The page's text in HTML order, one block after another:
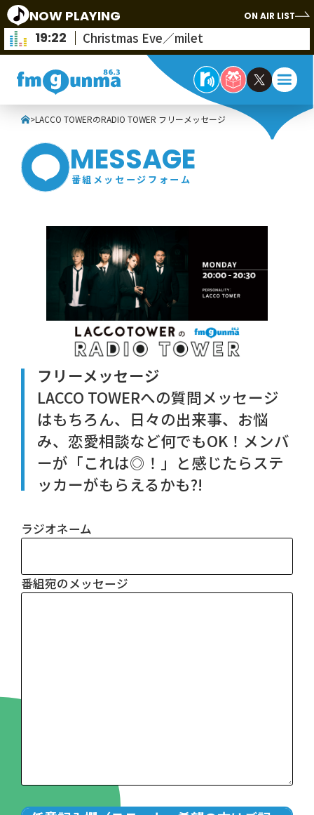
NOW PLAYING ON AIR LIST
19:22 Christmas Eve／milet
>LACCO TOWERのRADIO TOWER フリーメッセージ
MESSAGE
番組メッセージフォーム
フリーメッセージ
LACCO TOWERへの質問メッセージ
はもちろん、日々の出来事、お悩
み、恋愛相談など何でもOK！メンバ
ーが「これは◎！」と感じたらステ
ッカーがもらえるかも?!
ラジオネーム
番組宛のメッセージ